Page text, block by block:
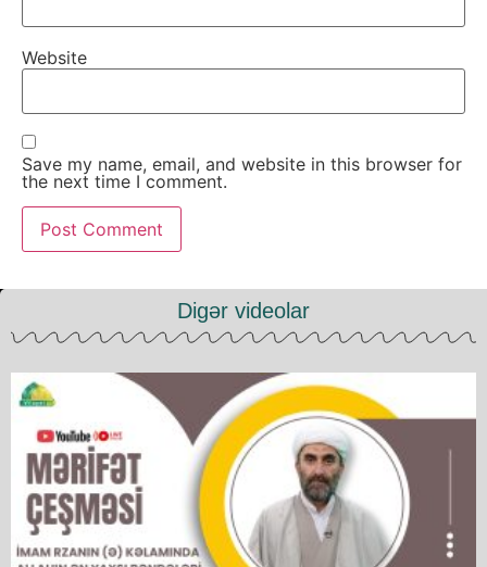
Website
Save my name, email, and website in this browser for
the next time I comment.
Digər videolar